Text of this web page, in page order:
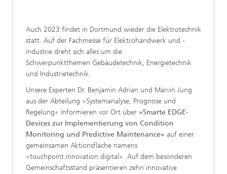
Auch 2023 findet in Dortmund wieder die Elektrotechnik
statt. Auf der Fachmesse für Elektrohandwerk und -
industrie dreht sich alles um die
Schwerpunktthemen Gebäudetechnik, Energietechnik
und Industrietechnik.
Unsere Experten Dr. Benjamin Adrian und Marvin Jung
aus der Abteilung »Systemanalyse, Prognose und
Regelung« informieren vor Ort über »Smarte EDGE-
Devices zur Implementierung von Condition
Monitoring und Predictive Maintenance« auf einer
gemeinsamen Aktionsfläche namens
»touchpoint.innovation.digital«. Auf dem besonderen
Gemeinschaftsstand präsentieren zehn innovative